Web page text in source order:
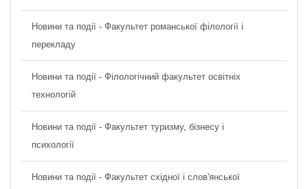
Новини та події - Факультет романської філології і
перекладу
Новини та події - Філологічний факультет освітніх
технологій
Новини та події - Факультет туризму, бізнесу і
психології
Новини та події - Факультет східної і слов'янської